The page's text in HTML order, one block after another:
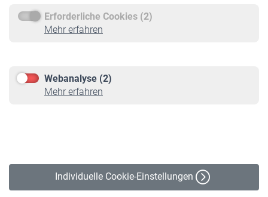
Erforderliche Cookies (2)
Mehr erfahren
Webanalyse (2)
Mehr erfahren
Individuelle Cookie-Einstellungen
Service
Informationen
Online-Rechner
VBLnewsletter
Erklärung zur Barrierefreiheit